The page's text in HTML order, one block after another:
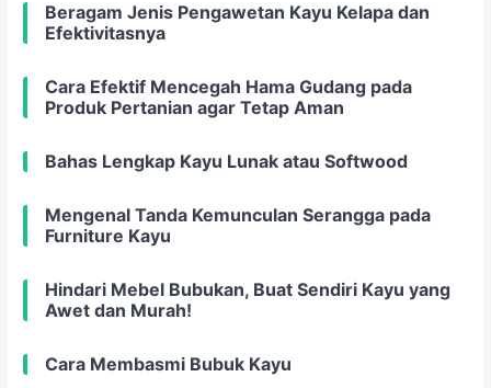
Beragam Jenis Pengawetan Kayu Kelapa dan
Efektivitasnya
Cara Efektif Mencegah Hama Gudang pada
Produk Pertanian agar Tetap Aman
Bahas Lengkap Kayu Lunak atau Softwood
Mengenal Tanda Kemunculan Serangga pada
Furniture Kayu
Hindari Mebel Bubukan, Buat Sendiri Kayu yang
Awet dan Murah!
Cara Membasmi Bubuk Kayu